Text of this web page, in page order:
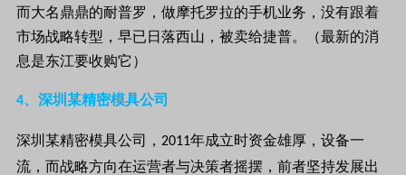
而大名鼎鼎的耐普罗，做摩托罗拉的手机业务，没有跟着
市场战略转型，早已日落西山，被卖给捷普。（最新的消
息是东江要收购它）
4、深圳某精密模具公司
深圳某精密模具公司， 2011年成立时资金雄厚，设备一
流，而战略方向在运营者与决策者摇摆，前者坚持发展出